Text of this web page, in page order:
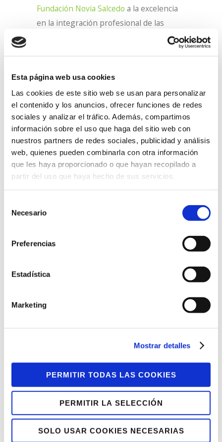
Esta página web usa cookies
Las cookies de este sitio web se usan para personalizar
el contenido y los anuncios, ofrecer funciones de redes
sociales y analizar el tráfico. Además, compartimos
información sobre el uso que haga del sitio web con
nuestros partners de redes sociales, publicidad y análisis
web, quienes pueden combinarla con otra información
que les haya proporcionado o que hayan recopilado a
partir del uso que haya hecho de sus servicios.
Necesario
Preferencias
Estadística
Marketing
Mostrar detalles
PERMITIR TODAS LAS COOKIES
PERMITIR LA SELECCIÓN
SOLO USAR COOKIES NECESARIAS
Fundación Novia Salcedo a la excelencia
en la integración profesional de las
personas jóvenes, concretamente en de
Lantegi Batuak ha sido reconocida por
“su larga y meritoria trayectoria en la
inserción laboral de jóvenes con
discapacidad y en riesgo de exclusión”. Y
es que nuestroobjetivo, en este sentido,
es trabajar para que las personas
jóvenes con discapacidad de Bizkaia
tengan las mismas oportunidades para
formar parte de la sociedad en Bizkaia, a
de Sondika, la encargada de recoger el
personas que formamos Lantegi Batuak
inclusión.
categorías, Novia Salcedo premió a
Benita Ferrero-Waldner, Leroy Merlin,
Sao Prat y Enrique Valentín Iglesias.